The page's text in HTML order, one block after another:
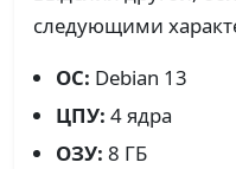
следующими
ОС: Debian 13
ЦПУ: 4 ядра
ОЗУ: 8 ГБ